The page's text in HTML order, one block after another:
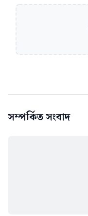
সম্পর্কিত সংবাদ